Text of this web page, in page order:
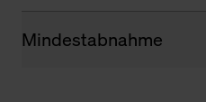
Mindestabnahme